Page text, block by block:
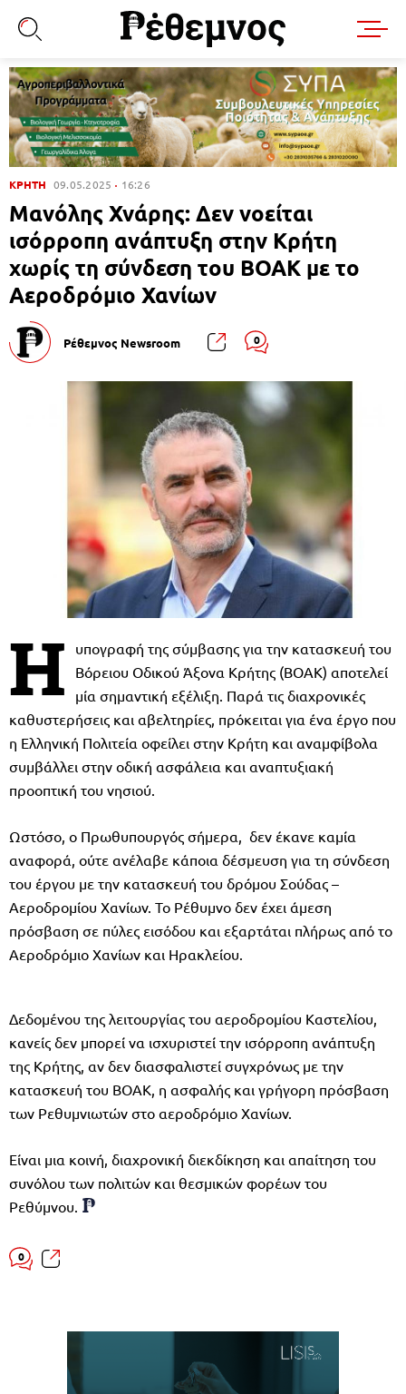
ΚΡΗΤΗ 09.05.2025 16:26
Μανόλης Χνάρης: Δεν νοείται
ισόρροπη ανάπτυξη στην Κρήτη
χωρίς τη σύνδεση του ΒΟΑΚ με το
Αεροδρόμιο Χανίων
Ρέθεμνος Newsroom 0
Η
υπογραφή της σύμβασης για την κατασκευή του
Βόρειου Οδικού Άξονα Κρήτης (ΒΟΑΚ) αποτελεί
μία σημαντική εξέλιξη. Παρά τις διαχρονικές
καθυστερήσεις και αβελτηρίες, πρόκειται για ένα έργο που
η Ελληνική Πολιτεία οφείλει στην Κρήτη και αναμφίβολα
συμβάλλει στην οδική ασφάλεια και αναπτυξιακή
προοπτική του νησιού.
Ωστόσο, ο Πρωθυπουργός σήμερα, δεν έκανε καμία
αναφορά, ούτε ανέλαβε κάποια δέσμευση για τη σύνδεση
του έργου με την κατασκευή του δρόμου Σούδας –
Αεροδρομίου Χανίων. Το Ρέθυμνο δεν έχει άμεση
πρόσβαση σε πύλες εισόδου και εξαρτάται πλήρως από το
Αεροδρόμιο Χανίων και Ηρακλείου.
Δεδομένου της λειτουργίας του αεροδρομίου Καστελίου,
κανείς δεν μπορεί να ισχυριστεί την ισόρροπη ανάπτυξη
της Κρήτης, αν δεν διασφαλιστεί συγχρόνως με την
κατασκευή του ΒΟΑΚ, η ασφαλής και γρήγορη πρόσβαση
των Ρεθυμνιωτών στο αεροδρόμιο Χανίων.
Είναι μια κοινή, διαχρονική διεκδίκηση και απαίτηση του
συνόλου των πολιτών και θεσμικών φορέων του
Ρεθύμνου.
0